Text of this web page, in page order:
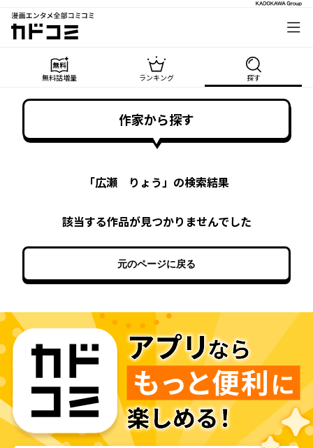
漫画エンタメ全部コミコミ
カドコミ
無料話増量 ランキング 探す
作家から探す
「広瀬 りょう」の検索結果
該当する作品が見つかりませんでした
元のページに戻る